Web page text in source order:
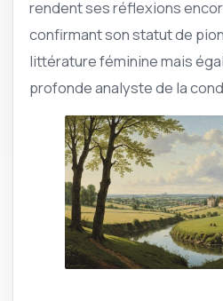
rendent ses réflexions
confirmant son statut de
littérature féminine mais
profonde analyste de la